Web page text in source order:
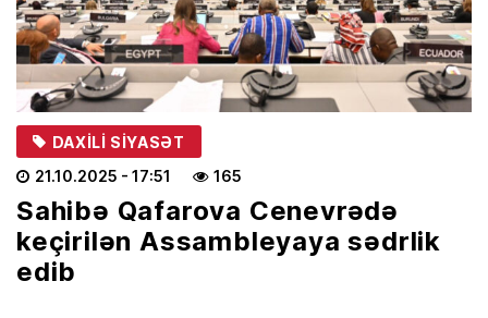
DAXILI SIYASƏT
21.10.2025 - 17:51 165
Sahibə Qafarova Cenevrədə
keçirilən Assambleyaya sədrlik
edib